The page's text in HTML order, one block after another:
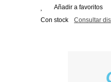
Añadir a favoritos
Con stock
Consultar